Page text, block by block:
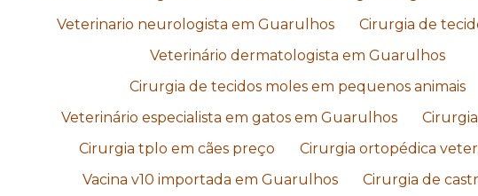
Veterinario neurologista em Guarulhos
Cirurgia de
Veterinário dermatologista em Guarulhos
Cirurgia de tecidos moles em pequenos animais
Veterinário especialista em gatos em Guarulhos
Cirurgia tplo em cães preço
Cirurgia ortopédica
Vacina v10 importada em Guarulhos
Cirurgia de